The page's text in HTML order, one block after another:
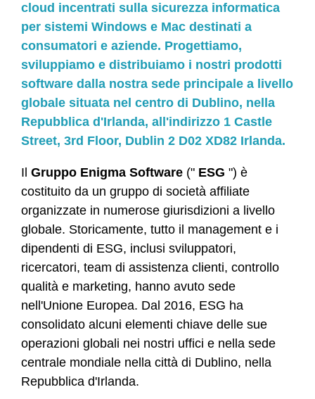
cloud incentrati sulla sicurezza informatica
per sistemi Windows e Mac destinati a
consumatori e aziende. Progettiamo,
sviluppiamo e distribuiamo i nostri prodotti
software dalla nostra sede principale a livello
globale situata nel centro di Dublino, nella
Repubblica d'Irlanda, all'indirizzo 1 Castle
Street, 3rd Floor, Dublin 2 D02 XD82 Irlanda.
Il Gruppo Enigma Software (" ESG ") è
costituito da un gruppo di società affiliate
organizzate in numerose giurisdizioni a livello
globale. Storicamente, tutto il management e i
dipendenti di ESG, inclusi sviluppatori,
ricercatori, team di assistenza clienti, controllo
qualità e marketing, hanno avuto sede
nell'Unione Europea. Dal 2016, ESG ha
consolidato alcuni elementi chiave delle sue
operazioni globali nei nostri uffici e nella sede
centrale mondiale nella città di Dublino, nella
Repubblica d'Irlanda.